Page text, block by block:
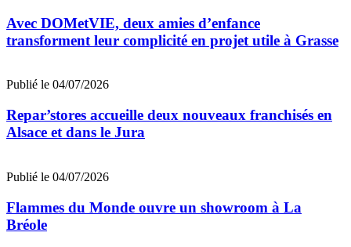
Avec DOMetVIE, deux amies d’enfance
transforment leur complicité en projet utile à Grasse
Publié le 04/07/2026
Repar’stores accueille deux nouveaux franchisés en
Alsace et dans le Jura
Publié le 04/07/2026
Flammes du Monde ouvre un showroom à La
Bréole